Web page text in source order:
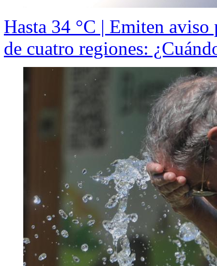
Hasta 34 °C | Emiten aviso
de cuatro regiones: